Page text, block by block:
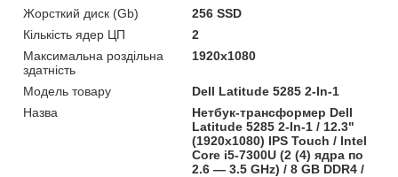
Жорсткий диск (Gb)
256 SSD
Кількість ядер ЦП
2
Максимальна роздільна
здатність
1920x1080
Модель товару
Dell Latitude 5285 2-In-1
Назва
Нетбук-трансформер Dell
Latitude 5285 2-In-1 / 12.3"
(1920x1080) IPS Touch / Intel
Core i5-7300U (2 (4) ядра по
2.6 — 3.5 GHz) / 8 GB DDR4 /